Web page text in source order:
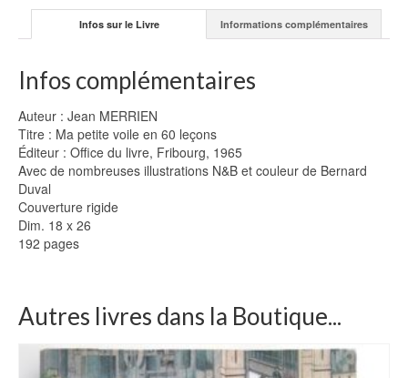
Infos sur le Livre Informations complémentaires
Infos complémentaires
Auteur : Jean MERRIEN
Titre : Ma petite voile en 60 leçons
Éditeur : Office du livre, Fribourg, 1965
Avec de nombreuses illustrations N&B et couleur de Bernard
Duval
Couverture rigide
Dim. 18 x 26
192 pages
Autres livres dans la Boutique...